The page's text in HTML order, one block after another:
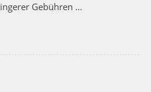
Gebühren …